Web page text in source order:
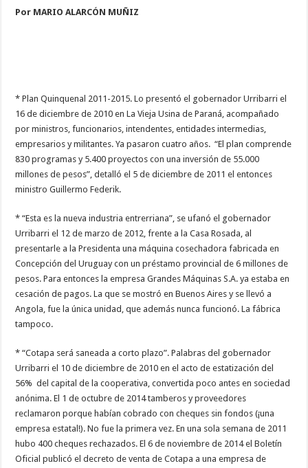
Por MARIO ALARCÓN MUÑIZ
* Plan Quinquenal 2011-2015. Lo presentó el gobernador Urribarri el
16 de diciembre de 2010 en La Vieja Usina de Paraná, acompañado
por ministros, funcionarios, intendentes, entidades intermedias,
empresarios y militantes. Ya pasaron cuatro años. “El plan comprende
830 programas y 5.400 proyectos con una inversión de 55.000
millones de pesos”, detalló el 5 de diciembre de 2011 el entonces
ministro Guillermo Federik.
* “Esta es la nueva industria entrerriana”, se ufanó el gobernador
Urribarri el 12 de marzo de 2012, frente a la Casa Rosada, al
presentarle a la Presidenta una máquina cosechadora fabricada en
Concepción del Uruguay con un préstamo provincial de 6 millones de
pesos. Para entonces la empresa Grandes Máquinas S.A. ya estaba en
cesación de pagos. La que se mostró en Buenos Aires y se llevó a
Angola, fue la única unidad, que además nunca funcionó. La fábrica
tampoco.
* “Cotapa será saneada a corto plazo”. Palabras del gobernador
Urribarri el 10 de diciembre de 2010 en el acto de estatización del
56% del capital de la cooperativa, convertida poco antes en sociedad
anónima. El 1 de octubre de 2014 tamberos y proveedores
reclamaron porque habían cobrado con cheques sin fondos (¡una
empresa estatal!). No fue la primera vez. En una sola semana de 2011
hubo 400 cheques rechazados. El 6 de noviembre de 2014 el Boletín
Oficial publicó el decreto de venta de Cotapa a una empresa de